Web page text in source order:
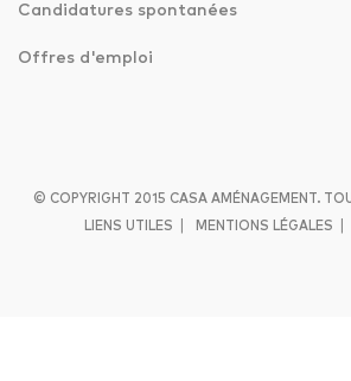
Candidatures spontanées
Offres d'emploi
© COPYRIGHT 2015 CASA AMÉNAGEMENT.
LIENS UTILES | MENTIONS LÉGALES |